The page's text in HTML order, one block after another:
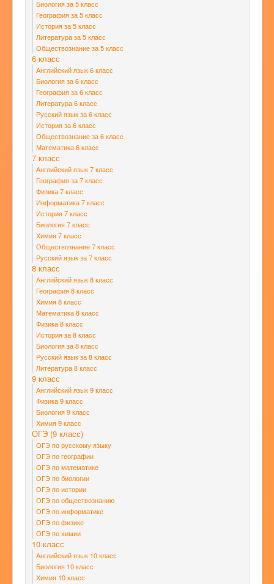
Биология за 5 класс
География за 5 класс
История за 5 класс
Литература за 5 класс
Обществознание за 5 класс
6 класс
Английский язык 6 класс
Биология за 6 класс
География за 6 класс
Литература 6 класс
Русский язык за 6 класс
История за 6 класс
Обществознание за 6 класс
Математика 6 класс
7 класс
Английский язык 7 класс
География за 7 класс
Физика 7 класс
Информатика 7 класс
История 7 класс
Биология 7 класс
Химия 7 класс
Обществознание 7 класс
Русский язык за 7 класс
8 класс
Английский язык 8 класс
География 8 класс
Химия 8 класс
Математика 8 класс
Физика 8 класс
История за 8 класс
Биология за 8 класс
Русский язык за 8 класс
Литература 8 класс
9 класс
Английский язык 9 класс
Физика 9 класс
Биология 9 класс
Химия 9 класс
ОГЭ (9 класс)
ОГЭ по русскому языку
ОГЭ по географии
ОГЭ по математике
ОГЭ по биологии
ОГЭ по истории
ОГЭ по обществознанию
ОГЭ по информатике
ОГЭ по физике
ОГЭ по химии
10 класс
Английский язык 10 класс
Биология 10 класс
Химия 10 класс